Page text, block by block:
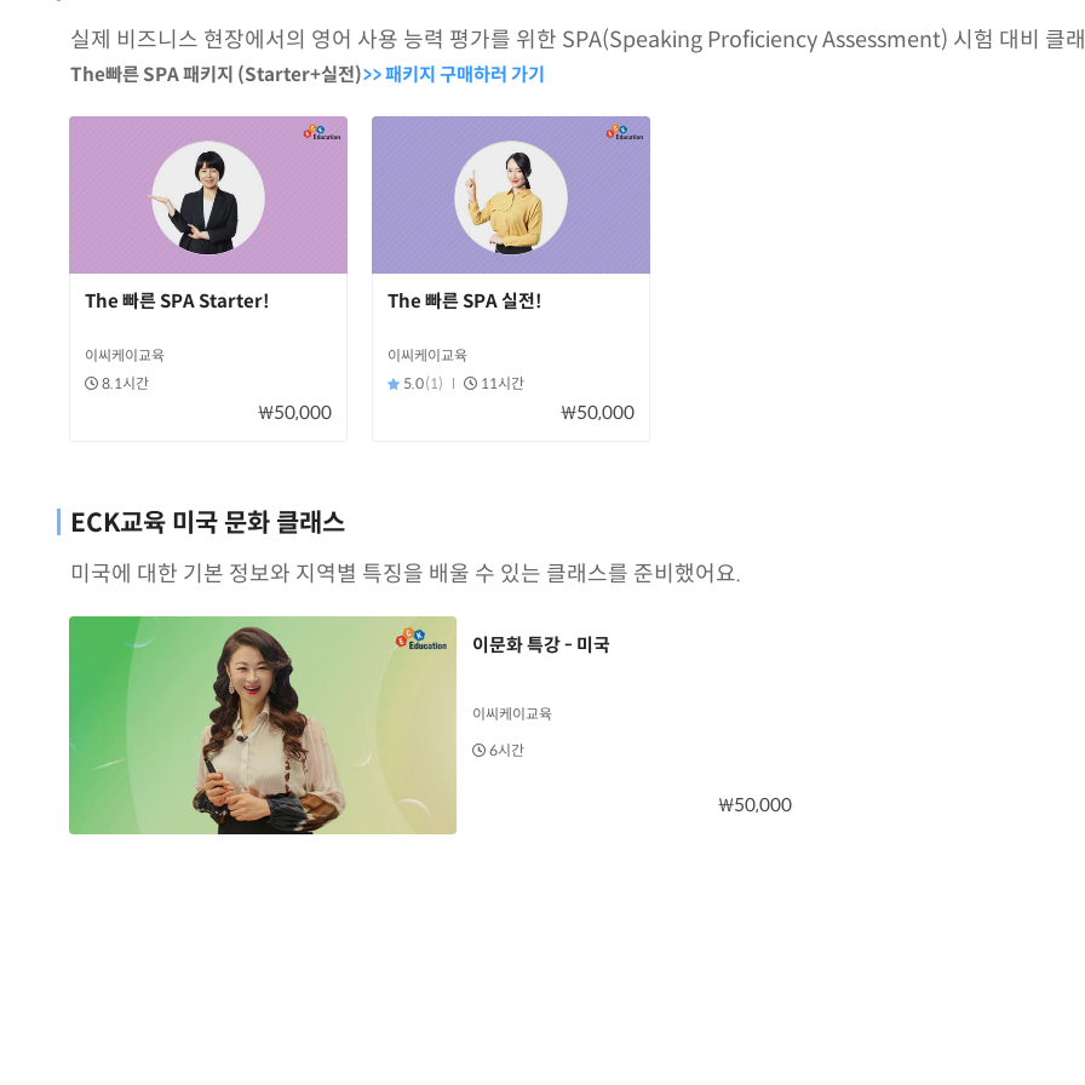
실제 비즈니스 현장에서의 영어 사용 능력 평가를 위한 SPA(Speaking Proficiency Assessment) 시험 대비 클
The빠른 SPA 패키지 (Starter+실전)>> 패키지 구매하러 가기
The 빠른 SPA Starter!
이씨케이교육
8.1시간
₩50,000
The 빠른 SPA 실전!
이씨케이교육
5.0(1) 11시간
₩50,000
ECK교육 미국 문화 클래스
미국에 대한 기본 정보와 지역별 특징을 배울 수 있는 클래스를 준비했어요.
이문화 특강 - 미국
이씨케이교육
6시간
₩50,000